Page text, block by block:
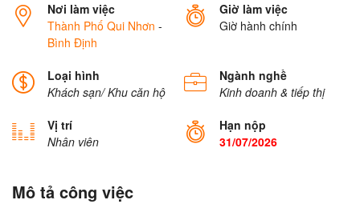
Nơi làm việc
Thành Phố Qui Nhơn -
Bình Định
Giờ làm việc
Giờ hành chính
Loại hình
Khách sạn/ Khu căn hộ
Ngành nghề
Kinh doanh & tiếp thị
Vị trí
Nhân viên
Hạn nộp
31/07/2026
Mô tả công việc